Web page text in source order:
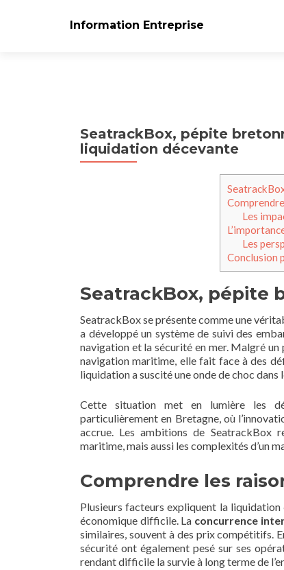
Information Entreprise
SeatrackBox, pépite
liquidation décevante
Les
Les
Conclusion
SeatrackBox, pépite
SeatrackBox se présente comme une
a développé un système de suivi des
navigation et la sécurité en mer. Malgré
navigation maritime, elle fait face à des
liquidation a suscité une onde de choc
Cette situation met en lumière les
particulièrement en Bretagne, où
accrue. Les ambitions de SeatrackBox
maritime, mais aussi les complexités d’un
Comprendre les
Plusieurs facteurs expliquent la
économique difficile. La concurrence
similaires, souvent à des prix compétitifs.
sécurité ont également pesé sur ses
rendant difficile la survie à long terme de